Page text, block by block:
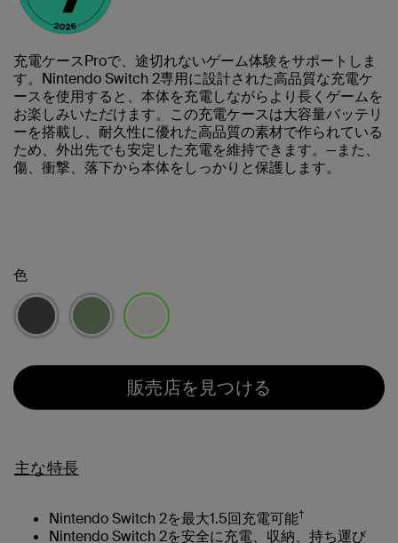
充電ケースProで、途切れないゲーム体験をサポートしま
す。Nintendo Switch 2専用に設計された高品質な充電ケ
ースを使用すると、本体を充電しながらより長くゲームを
お楽しみいただけます。この充電ケースは大容量バッテリ
ーを搭載し、耐久性に優れた高品質の素材で作られている
ため、外出先でも安定した充電を維持できます。—また、
傷、衝撃、落下から本体をしっかりと保護します。
色
販売店を見つける
主な特長
Nintendo Switch 2を最大1.5回充電可能†
Nintendo Switch 2を安全に充電、収納、持ち運び